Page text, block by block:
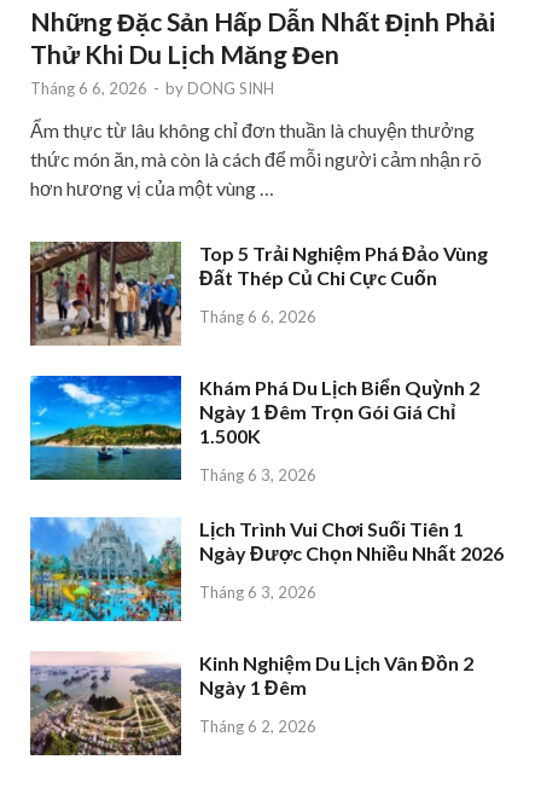
Những Đặc Sản Hấp Dẫn Nhất Định Phải
Thử Khi Du Lịch Măng Đen
Tháng 6 6, 2026 - by DONG SINH
Ẩm thực từ lâu không chỉ đơn thuần là chuyện thưởng
thức món ăn, mà còn là cách để mỗi người cảm nhận rõ
hơn hương vị của một vùng …
Top 5 Trải Nghiệm Phá Đảo Vùng
Đất Thép Củ Chi Cực Cuốn
Tháng 6 6, 2026
Khám Phá Du Lịch Biển Quỳnh 2
Ngày 1 Đêm Trọn Gói Giá Chỉ
1.500K
Tháng 6 3, 2026
Lịch Trình Vui Chơi Suối Tiên 1
Ngày Được Chọn Nhiều Nhất 2026
Tháng 6 3, 2026
Kinh Nghiệm Du Lịch Vân Đồn 2
Ngày 1 Đêm
Tháng 6 2, 2026